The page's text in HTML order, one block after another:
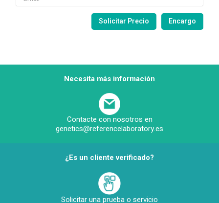
Necesita más información
Contacte con nosotros en
genetics@referencelaboratory.es
¿Es un cliente verificado?
Solicitar una prueba o servicio